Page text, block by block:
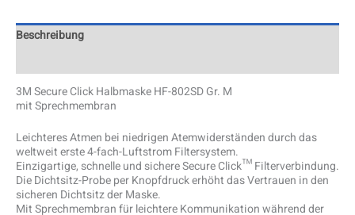
Beschreibung
3M Secure Click Halbmaske HF-802SD Gr. M
mit Sprechmembran
Leichteres Atmen bei niedrigen Atemwiderständen durch das
weltweit erste 4-fach-Luftstrom Filtersystem.
Einzigartige, schnelle und sichere Secure Click™ Filterverbindung.
Die Dichtsitz-Probe per Knopfdruck erhöht das Vertrauen in den
sicheren Dichtsitz der Maske.
Mit Sprechmembran für leichtere Kommunikation während der